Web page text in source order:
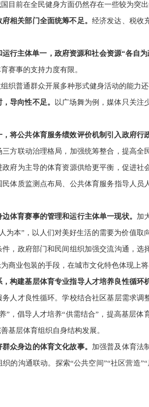
目前在全民健身方面仍然存在一些较为突
相关部门全面统筹不足。 经济发达、税收
行主体单一，政府资源和社会资源“各自为
赛事的支持力度有限。
织普通群众开展多种形式健身活动的能力
导向性不足。 以广场舞为例，媒体只关注
，将公共体育服务绩效评价机制引入政府行
方联动治理格局，加强统筹整合，提高
府为主导的体育资源供给更平衡，促进社
体质监测点布局、公共体育服务指导人员
体育赛事的管理和运行主体单一现状。 加
为本”，以人们对美好生活的需要为价值
，政府部门和民间组织加强交流沟通，
商业包装的手段，在城市文化特色体现上
构建基层体育专业指导人才培养良性循环
人才良性循环。学校结合社区基层需求
”，倡导人才培养“供需结合”，提高基层
基层体育组织自身结构发展。
众身边的体育文化故事。 加强普及体育法
的沟通联动。探索“公共空间”“社区营造